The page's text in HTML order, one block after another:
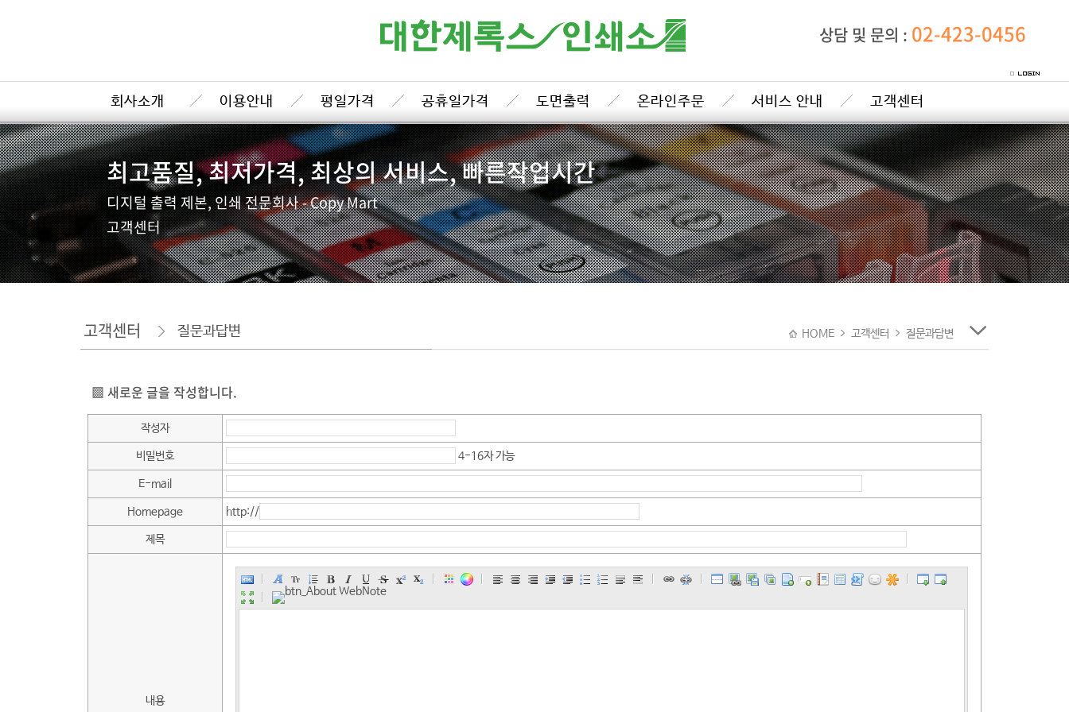
상담 및 문의 : 02-423-0456
회사소개 이용안내 평일가격 공휴일가격 도면출력 온라인주문 서비스 안내 고객센터
최고품질, 최저가격, 최상의 서비스, 빠른작업시간
디지털 출력 제본, 인쇄 전문회사 - Copy Mart
고객센터
고객센터 질문과답변 HOME 고객센터 질문과답변
▩ 새로운 글을 작성합니다.
작성자
비밀번호 4-16자 가능
E-mail
Homepage http://
제목
내용